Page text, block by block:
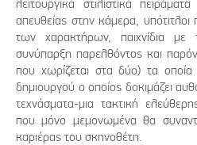
λειτουργικά στιλιστικά
απευθείας στην κάμερα,
των χαρακτήρων, παιχνίδια
συνύπαρξη παρελθόντος και
που χωρίζεται στα δύο) τα
δημιουργού ο οποίος δοκιμάζει
τεχνάσματα-μια τακτική
που μόνο μεμονωμένα θα
καριέρας του σκηνοθέτη.